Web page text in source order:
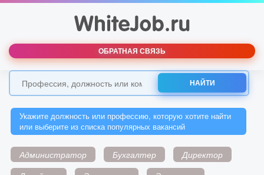
ОБРАТНАЯ СВЯЗЬ
НАЙТИ
Укажите должность или профессию, которую хотите найти
или выберите из списка популярных вакансий
Администратор Бухгалтер
Директор